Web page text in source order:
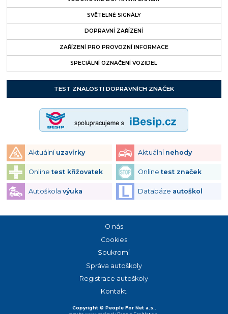
SVĚTELNÉ SIGNÁLY
DOPRAVNÍ ZAŘÍZENÍ
ZAŘÍZENÍ PRO PROVOZNÍ INFORMACE
SPECIÁLNÍ OZNAČENÍ VOZIDEL
TEST ZNALOSTI DOPRAVNÍCH ZNAČEK
Aktuální uzavírky Aktuální nehody
Onlinetest křižovatek Onlinetest značek
Autoškola výuka Databáze autoškol
Copyright © People For Net a.s.
O nás
Cookies
Soukromí
Správa autoškoly
Registrace autoškoly
Kontakt